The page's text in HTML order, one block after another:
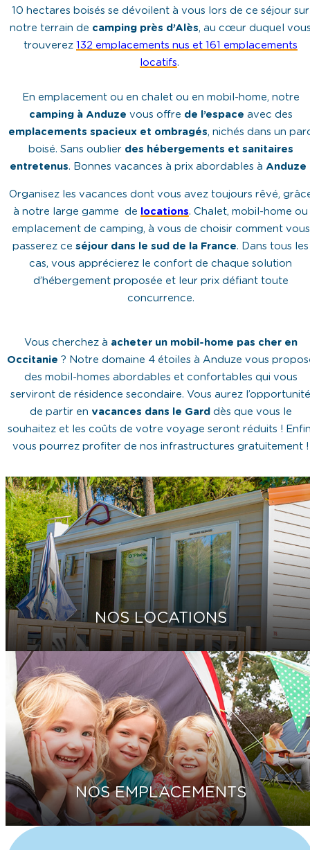
10 hectares boisés se dévoilent à vous lors de ce séjour sur
notre terrain de camping près d’Alès, au cœur duquel
trouverez 132 emplacements nus et 161 emplacements
locatifs.
En emplacement ou en chalet ou en mobil-home, notre
camping à Anduze vous offre de l’espace avec des
emplacements spacieux et ombragés, nichés dans un
boisé. Sans oublier des hébergements et sanitaires
entretenus. Bonnes vacances à prix abordables à Anduze
Organisez les vacances dont vous avez toujours rêvé,
à notre large gamme de locations. Chalet, mobil-home ou
emplacement de camping, à vous de choisir comment vous
passerez ce séjour dans le sud de la France. Dans tous les
cas, vous apprécierez le confort de chaque solution
d’hébergement proposée et leur prix défiant toute
concurrence.
Vous cherchez à acheter un mobil-home pas cher en
Occitanie ? Notre domaine 4 étoiles à Anduze vous
des mobil-homes abordables et confortables qui vous
serviront de résidence secondaire. Vous aurez l’opportunité
de partir en vacances dans le Garddès que vous le
souhaitez et les coûts de votre voyage seront réduits !
vous pourrez profiter de nos infrastructures gratuitement !
NOS LOCATIONS
NOS EMPLACEMENTS